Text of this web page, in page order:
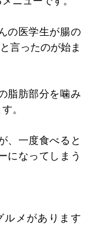
の医学生が腸の
言ったのが始ま
脂肪部分を噛み
。
、一度食べると
になってしまう
ルメがあります